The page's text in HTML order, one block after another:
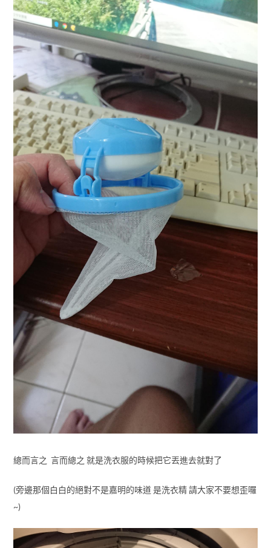
總而言之 言而總之 就是洗衣服的時候把它丟進去就對了
(旁邊那個白白的絕對不是嘉明的味道 是洗衣精 請大家不要想歪囉
~)